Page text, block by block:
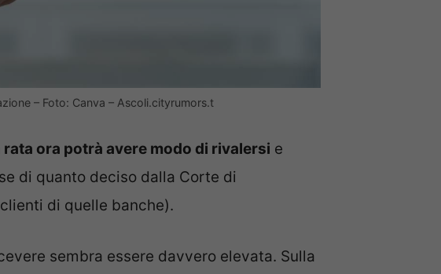
– Foto: Canva – Ascoli.cityrumors.t
ora potrà avere modo di rivalersi e
di quanto deciso dalla Corte di
di quelle banche).
sembra essere davvero elevata. Sulla